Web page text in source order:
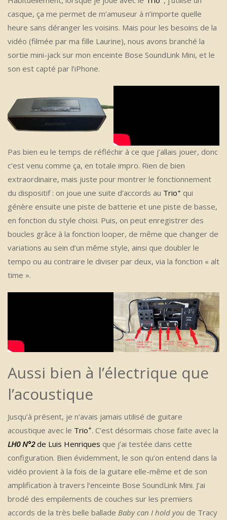
casque, ça me permet de m’amuseur à n’importe quelle
heure sans déranger les voisins. Mais pour les besoins de la
vidéo (filmée par ma fille Laurine), nous avons branché la
sortie mini-jack sur mon enceinte Bose SoundLink Mini, et le
son est capté par l’iPhone.
Pas bien eu le temps de réfléchir à ce que j’allais jouer, donc
c’est venu comme ça, en totale impro. Rien de bien
extraordinaire, mais juste pour montrer le fonctionnement
du dispositif : on joue une suite d’accords au Trio+ qui
génère ensuite une piste de batterie et une piste de basse,
en fonction du style choisi. Puis, on peut enregistrer des
boucles grâce à la fonction looper, de même que changer de
variations au sein d’un même style, ainsi que doubler le
tempo ou au contraire le diviser par deux, via la fonction « alt
time ».
Aussi bien à l’électrique que
l’acoustique
Jusqu’à présent, je n’avais jamais utilisé de guitare
acoustique avec le Trio+. C’est désormais chose faite avec la
LH0 N°2de Luis Henriques que j’ai testée dans cette
configuration. Bien évidemment, le son qu’on entend dans la
vidéo provient à la fois de la guitare elle-même et de son
amplification à travers l’enceinte Bose SoundLink Mini. J’ai
brodé des empilements de couches sur les premiers
accords de la très belle ballade Baby can I hold you de Tracy